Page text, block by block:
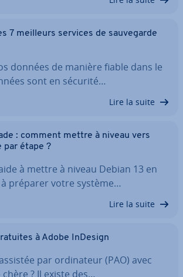
7 meilleurs services de sau­ve­garde
données de manière fiable dans le
sont en sécurité…
Lire la suite
: comment mettre à niveau vers
par étape ?
à mettre à niveau Debian 13 en
préparer votre système…
Lire la suite
à Adobe InDesign
par or­di­na­teur (PAO) avec
? Il existe des…